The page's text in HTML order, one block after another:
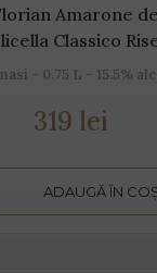
Amarone
Classico
- 0.75 L - 15.5%
319 lei
ADAUGĂ ÎN